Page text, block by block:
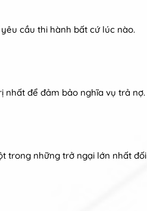
cầu thi hành bất cứ lúc nào.
nhất để đảm bảo nghĩa vụ trả nợ.
trong những trở ngại lớn nhất đối